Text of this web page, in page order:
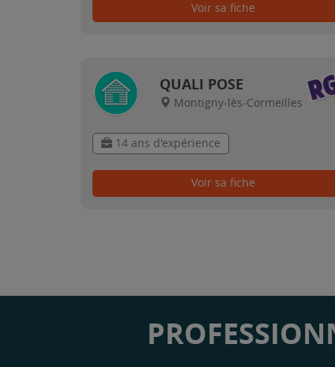
Voir sa fiche
QUALI POSE
Montigny-lès-Cormeilles
14 ans d'expérience
Voir sa fiche